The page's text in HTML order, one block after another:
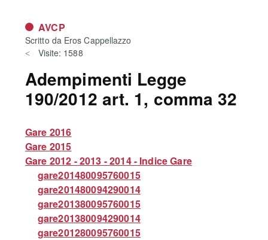
AVCP
Scritto da Eros Cappellazzo
Visite: 1588
Adempimenti Legge
190/2012 art. 1, comma 32
Gare 2016
Gare 2015
Gare 2012 - 2013 - 2014 - Indice Gare
gare201480095760015
gare201480094290014
gare201380095760015
gare201380094290014
gare201280095760015